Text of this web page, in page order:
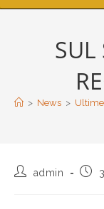
SUL
> News >
admin